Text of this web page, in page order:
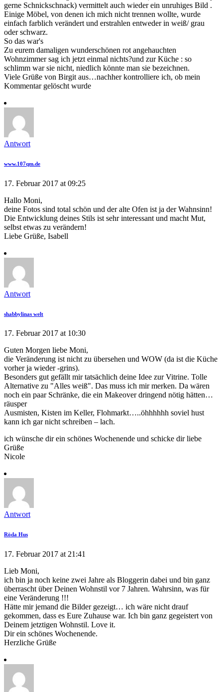
gerne Schnickschnack) vermittelt auch wieder ein unruhiges Bild .
Einige Möbel, von denen ich mich nicht trennen wollte, wurde
einfach farblich verändert und erstrahlen entweder in weiß/ grau
oder schwarz.
So das war's
Zu eurem damaligen wunderschönen rot angehauchten
Wohnzimmer sag ich jetzt einmal nichts?und zur Küche : so
schlimm war sie nicht, niedlich könnte man sie bezeichnen.
Viele Grüße von Birgit aus…nachher kontrolliere ich, ob mein
Kommentar gelöscht wurde
Antwort
www.107qm.de
17. Februar 2017 at 09:25
Hallo Moni,
deine Fotos sind total schön und der alte Ofen ist ja der Wahnsinn!
Die Entwicklung deines Stils ist sehr interessant und macht Mut,
selbst etwas zu verändern!
Liebe Grüße, Isabell
Antwort
shabbylinas welt
17. Februar 2017 at 10:30
Guten Morgen liebe Moni,
die Veränderung ist nicht zu übersehen und WOW (da ist die Küche
vorher ja wieder -grins).
Besonders gut gefällt mir tatsächlich deine Idee zur Vitrine. Tolle
Alternative zu "Alles weiß". Das muss ich mir merken. Da wären
noch ein paar Schränke, die ein Makeover dringend nötig hätten…
räusper
Ausmisten, Kisten im Keller, Flohmarkt…..öhhhhhh soviel hust
kann ich gar nicht schreiben – lach.
ich wünsche dir ein schönes Wochenende und schicke dir liebe
Grüße
Nicole
Antwort
Röda Hus
17. Februar 2017 at 21:41
Lieb Moni,
ich bin ja noch keine zwei Jahre als Bloggerin dabei und bin ganz
überrascht über Deinen Wohnstil vor 7 Jahren. Wahrsinn, was für
eine Veränderung !!!
Hätte mir jemand die Bilder gezeigt… ich wäre nicht drauf
gekommen, dass es Eure Zuhause war. Ich bin ganz gegeistert von
Deinem jetztigen Wohnstil. Love it.
Dir ein schönes Wochenende.
Herzliche Grüße